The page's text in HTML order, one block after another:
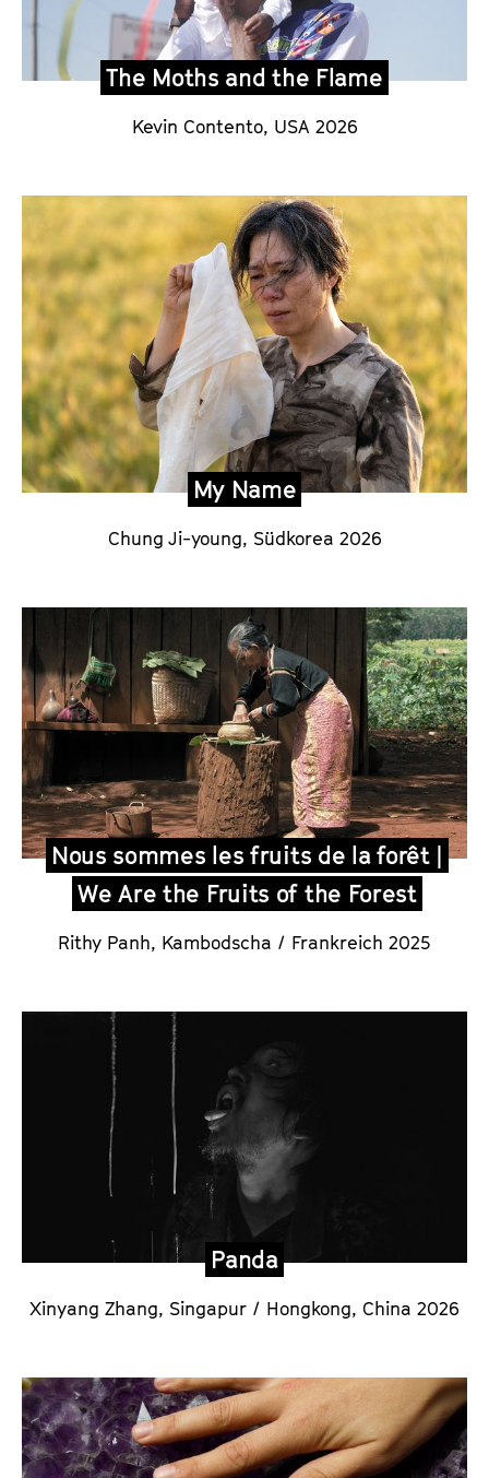
The Moths and the Flame
Kevin Contento, USA 2026
My Name
Chung Ji-young, Südkorea 2026
Nous sommes les fruits de la forêt |
We Are the Fruits of the Forest
Rithy Panh, Kambodscha / Frankreich 2025
Panda
Xinyang Zhang, Singapur / Hongkong, China 2026